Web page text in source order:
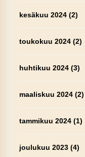
kesäkuu 2024(2)
toukokuu 2024(2)
huhtikuu 2024(3)
maaliskuu 2024(2)
tammikuu 2024(1)
joulukuu 2023(4)